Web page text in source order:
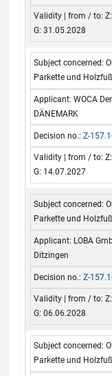
G: 31.05.2028
Parkette und
WOCA
DÄNEMARK
Z-
G: 14.07.2027
Parkette und
LOBA
Ditzingen
Z-
G: 06.06.2028
Parkette und